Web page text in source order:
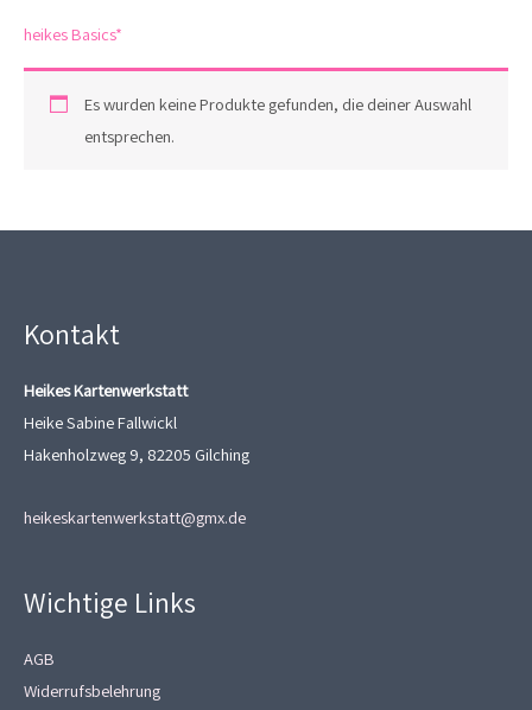
heikes Basics*
Es wurden keine Produkte gefunden, die deiner Auswahl
entsprechen.
Kontakt
Heikes Kartenwerkstatt
Heike Sabine Fallwickl
Hakenholzweg 9, 82205 Gilching
heikeskartenwerkstatt@gmx.de
Wichtige Links
AGB
Widerrufsbelehrung